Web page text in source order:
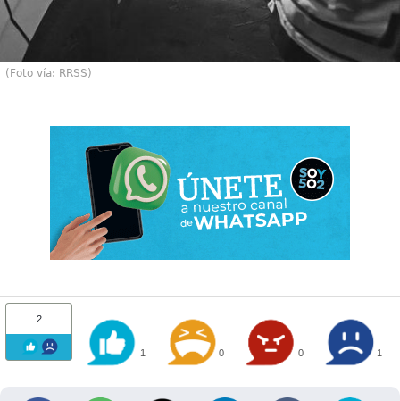
(Foto vía: RRSS)
2
1 0 0 1